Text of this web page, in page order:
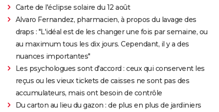
Carte de l'éclipse solaire du 12 août
Alvaro Fernandez, pharmacien, à propos du lavage des
draps : "L'idéal est de les changer une fois par semaine, ou
au maximum tous les dix jours. Cependant, il y a des
nuances importantes"
Les psychologues sont d'accord : ceux qui conservent les
reçus ou les vieux tickets de caisses ne sont pas des
accumulateurs, mais ont besoin de contrôle
Du carton au lieu du gazon : de plus en plus de jardiniers